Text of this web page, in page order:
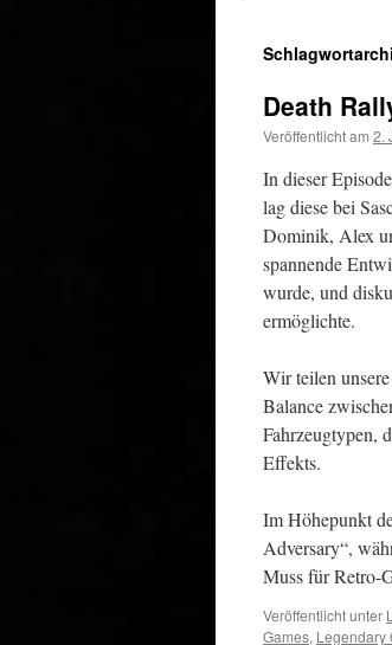
Death
Veröffentlicht am 2.
In dieser
lag diese bei
Dominik, Alex
spannende
wurde, und
ermöglichte.
Wir teilen
Balance
Fahrzeugtypen,
Effekts.
Im Höhepunkt
Adversary“,
Muss für Retro-
Veröffentlicht unter
Games, Legendary